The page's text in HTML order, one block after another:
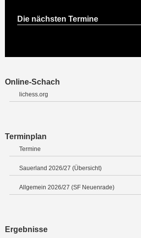
Die nächsten Termine
Online-Schach
lichess.org
Terminplan
Termine
Sauerland 2026/27 (Übersicht)
Allgemein 2026/27 (SF Neuenrade)
Ergebnisse